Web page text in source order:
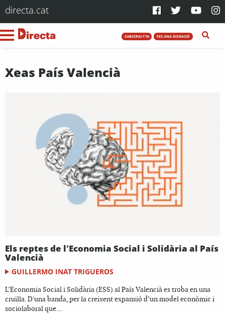
directa.cat
SUBSCRIU-T'HI FES UNA DONACIÓ
Xeas País Valencià
Els reptes de l'Economia Social i Solidària al País
Valencià
GUILLERMO INAT TRIGUEROS
L’Economia Social i Solidària (ESS) al País Valencià es troba en una
cruïlla. D'una banda, per la creixent expansió d’un model econòmic i
sociolaboral que...